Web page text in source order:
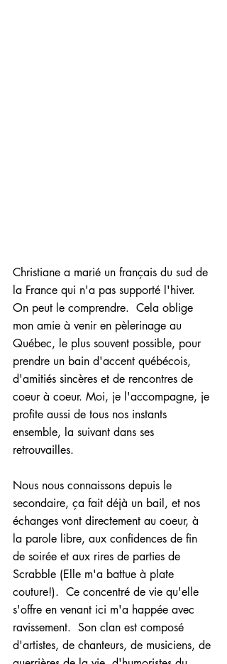
Christiane a marié un français du sud de
la France qui n'a pas supporté l'hiver.
On peut le comprendre.  Cela oblige
mon amie à venir en pèlerinage au
Québec, le plus souvent possible, pour
prendre un bain d'accent québécois,
d'amitiés sincères et de rencontres de
coeur à coeur. Moi, je l'accompagne, je
profite aussi de tous nos instants
ensemble, la suivant dans ses
retrouvailles.
Nous nous connaissons depuis le
secondaire, ça fait déjà un bail, et nos
échanges vont directement au coeur, à
la parole libre, aux confidences de fin
de soirée et aux rires de parties de
Scrabble (Elle m'a battue à plate
couture!).  Ce concentré de vie qu'elle
s'offre en venant ici m'a happée avec
ravissement.  Son clan est composé
d'artistes, de chanteurs, de musiciens, de